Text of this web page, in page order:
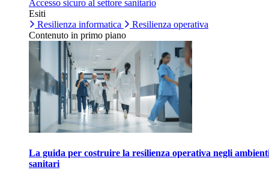
Accesso sicuro al settore sanitario
Esiti
Resilienza informatica
Resilienza operativa
Contenuto in primo piano
La guida per costruire la resilienza operativa negli
sanitari